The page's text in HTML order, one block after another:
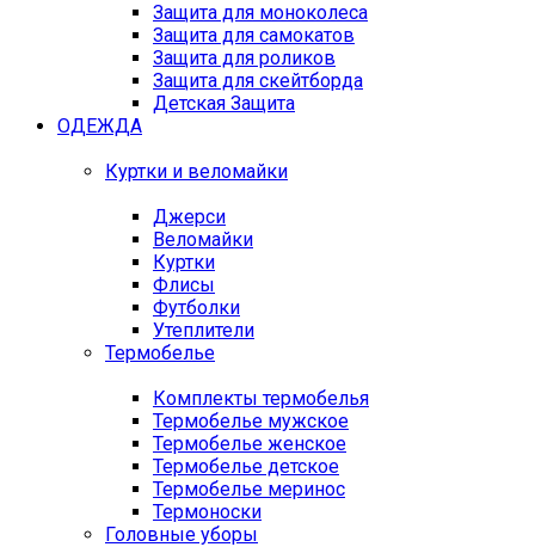
Защита для моноколеса
Защита для самокатов
Защита для роликов
Защита для скейтборда
Детская Защита
ОДЕЖДА
Куртки и веломайки
Джерси
Веломайки
Куртки
Флисы
Футболки
Утеплители
Термобелье
Комплекты термобелья
Термобелье мужское
Термобелье женское
Термобелье детское
Термобелье меринос
Термоноски
Головные уборы